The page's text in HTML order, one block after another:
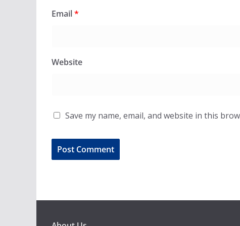
Email*
Website
Save my name, email, and website in this